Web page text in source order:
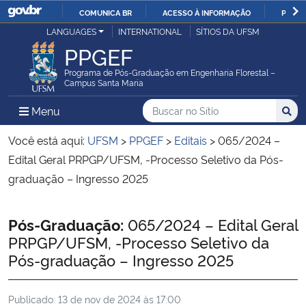
IR
O
COMUNICA BR ACESSO À INFORMAÇÃO
Ministério da Justiça e Segurança Pública
Ministério da Defesa
Ministério das Relações Exteriores
Ministério da Economia
Ministério da Agricultura, Pecuária e Abastecimento
Ministério da Educação
LANGUAGES INTERNATIONAL SÍTIOS DA UFSM
PPGEF
Programa de Pós-Graduação em Engenharia Florestal –
Campus Santa Maria
Menu Menu Principal do Sítio
Busca
Buscar no no Sítio
Busca:
Você está aqui: UFSM > PPGEF > Editais >065/2024 –
Edital Geral PRPGP/UFSM, -Processo Seletivo da Pós-
graduação – Ingresso 2025
Início do conteúdo
Pós-Graduação: 065/2024 – Edital Geral
PRPGP/UFSM, -Processo Seletivo da
Pós-graduação – Ingresso 2025
Publicado: 13 de nov de 2024 às 17:00